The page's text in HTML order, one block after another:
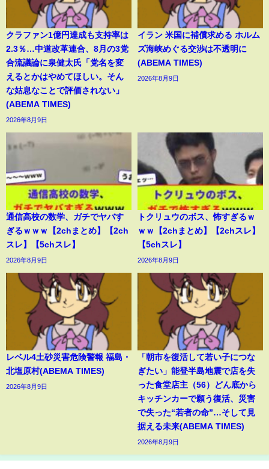
クラファン1億円達成も支持率は
2.3％…中道改革連合、8月の3党
合流議論に泉健太氏「党名を変
えるとかはやめてほしい。そん
な姑息なことで評価されない」
(ABEMA TIMES)
2026年8月9日
イラン 米国に補償求める ホルム
ズ海峡めぐる交渉は不透明に
(ABEMA TIMES)
2026年8月9日
通信高校の数学、ガチでヤバす
ぎるｗｗｗ【2chまとめ】【2ch
スレ】【5chスレ】
2026年8月9日
トクリュウのボス、怖すぎるｗ
ｗｗ【2chまとめ】【2chスレ】
【5chスレ】
2026年8月9日
レベル4土砂災害危険警報 福島・
北塩原村(ABEMA TIMES)
2026年8月9日
「朝市を復活して若い子につな
ぎたい」能登半島地震で店を失
った食堂店主（56）どん底から
キッチンカーで願う復活、災害
で失った“若者の命”…そして見
据える未来(ABEMA TIMES)
2026年8月9日